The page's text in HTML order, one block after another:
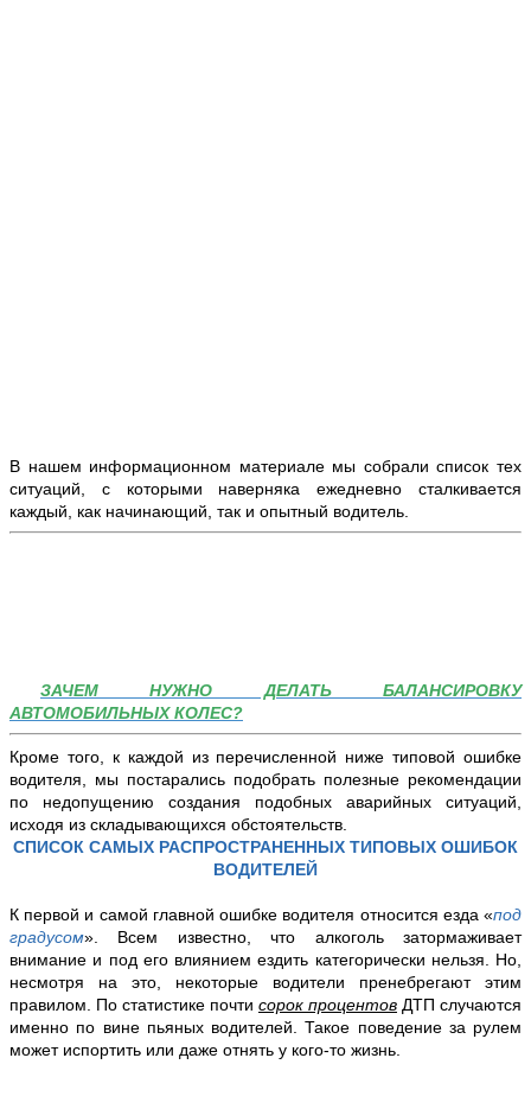
В нашем информационном материале мы собрали список тех
ситуаций, с которыми наверняка ежедневно сталкивается
каждый, как начинающий, так и опытный водитель.
ЗАЧЕМ НУЖНО ДЕЛАТЬ БАЛАНСИРОВКУ
АВТОМОБИЛЬНЫХ КОЛЕС?
Кроме того, к каждой из перечисленной ниже типовой ошибке
водителя, мы постарались подобрать полезные рекомендации
по недопущению создания подобных аварийных ситуаций,
исходя из складывающихся обстоятельств.
СПИСОК САМЫХ РАСПРОСТРАНЕННЫХ ТИПОВЫХ ОШИБОК
ВОДИТЕЛЕЙ
К первой и самой главной ошибке водителя относится езда«под
градусом». Всем известно, что алкоголь затормаживает
внимание и под его влиянием ездить категорически нельзя. Но,
несмотря на это, некоторые водители пренебрегают этим
правилом. По статистике почти сорок процентов ДТП случаются
именно по вине пьяных водителей. Такое поведение за рулем
может испортить или даже отнять у кого-то жизнь.